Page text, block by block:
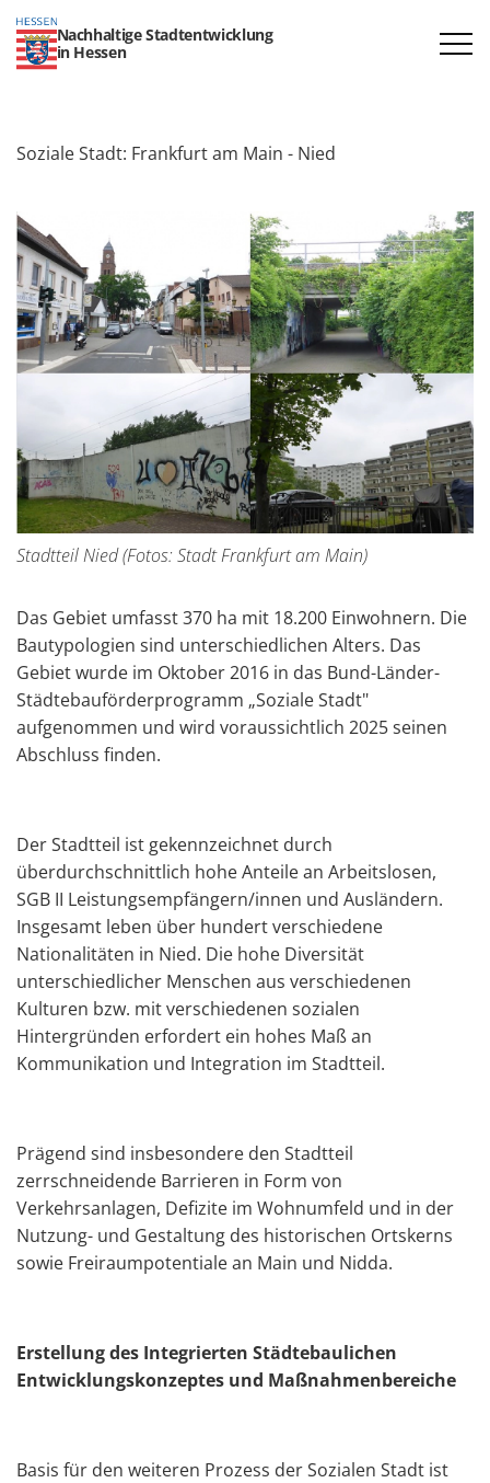
Nachhaltige Stadtentwicklung
in Hessen
Soziale Stadt: Frankfurt am Main - Nied
Stadtteil Nied (Fotos: Stadt Frankfurt am Main)
Das Gebiet umfasst 370 ha mit 18.200 Einwohnern. Die
Bautypologien sind unterschiedlichen Alters. Das
Gebiet wurde im Oktober 2016 in das Bund-Länder-
Städtebauförderprogramm „Soziale Stadt"
aufgenommen und wird voraussichtlich 2025 seinen
Abschluss finden.
Der Stadtteil ist gekennzeichnet durch
überdurchschnittlich hohe Anteile an Arbeitslosen,
SGB II Leistungsempfängern/innen und Ausländern.
Insgesamt leben über hundert verschiedene
Nationalitäten in Nied. Die hohe Diversität
unterschiedlicher Menschen aus verschiedenen
Kulturen bzw. mit verschiedenen sozialen
Hintergründen erfordert ein hohes Maß an
Kommunikation und Integration im Stadtteil.
Prägend sind insbesondere den Stadtteil
zerrschneidende Barrieren in Form von
Verkehrsanlagen, Defizite im Wohnumfeld und in der
Nutzung- und Gestaltung des historischen Ortskerns
sowie Freiraumpotentiale an Main und Nidda.
Erstellung des Integrierten Städtebaulichen
Entwicklungskonzeptes und Maßnahmenbereiche
Basis für den weiteren Prozess der Sozialen Stadt ist